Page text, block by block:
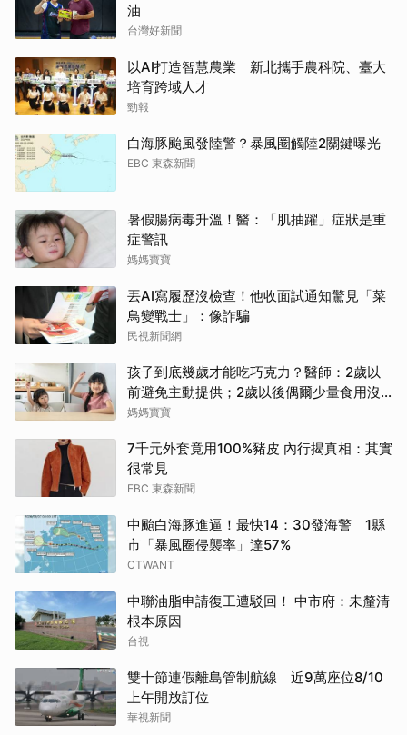
油
台灣好新聞
以AI打造智慧農業 新北攜手農科院、臺大
培育跨域人才
勁報
白海豚颱風發陸警？暴風圈觸陸2關鍵曝光
EBC 東森新聞
暑假腸病毒升溫！醫：「肌抽躍」症狀是重
症警訊
媽媽寶寶
丟AI寫履歷沒檢查！他收面試通知驚見「菜
鳥變戰士」：像詐騙
民視新聞網
孩子到底幾歲才能吃巧克力？醫師：2歲以
前避免主動提供；2歲以後偶爾少量食用沒
問題
媽媽寶寶
7千元外套竟用100%豬皮 內行揭真相：其實
很常見
EBC 東森新聞
中颱白海豚進逼！最快14：30發海警 1縣
市「暴風圈侵襲率」達57%
CTWANT
中聯油脂申請復工遭駁回！ 中市府：未釐清
根本原因
台視
雙十節連假離島管制航線 近9萬座位8/10
上午開放訂位
華視新聞